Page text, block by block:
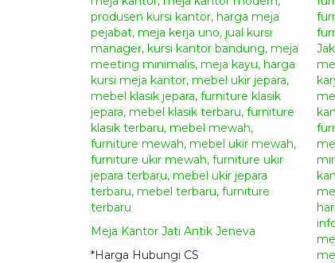
Meja Kantor Jati Antik Jeneva
*Harga Hubungi CS